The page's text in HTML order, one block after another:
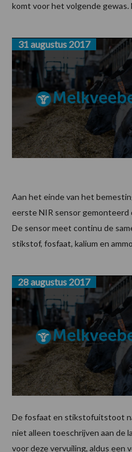
komt voor het volgende gewas.
31 augustus 2017
Aan het einde van het
eerste NIR sensor
De sensor meet continu de
stikstof, fosfaat, kalium en
28 augustus 2017
De fosfaat en stikstofuitstoot
niet alleen toeschrijven aan de
voor deze vervuiling, aldus een